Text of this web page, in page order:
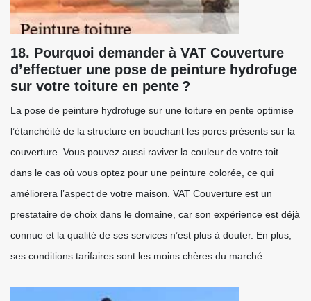
18. Pourquoi demander à VAT Couverture
d’effectuer une pose de peinture hydrofuge
sur votre toiture en pente ?
La pose de peinture hydrofuge sur une toiture en pente optimise
l’étanchéité de la structure en bouchant les pores présents sur la
couverture. Vous pouvez aussi raviver la couleur de votre toit
dans le cas où vous optez pour une peinture colorée, ce qui
améliorera l’aspect de votre maison. VAT Couverture est un
prestataire de choix dans le domaine, car son expérience est déjà
connue et la qualité de ses services n’est plus à douter. En plus,
ses conditions tarifaires sont les moins chères du marché.